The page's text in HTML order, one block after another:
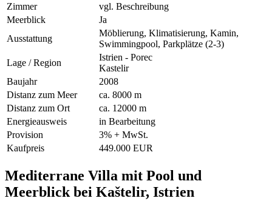
Zimmer
vgl. Beschreibung
Meerblick
Ja
Ausstattung
Möblierung, Klimatisierung, Kamin,
Swimmingpool, Parkplätze (2-3)
Lage / Region
Istrien - Porec
Kastelir
Baujahr
2008
Distanz zum Meer
ca. 8000 m
Distanz zum Ort
ca. 12000 m
Energieausweis
in Bearbeitung
Provision
3% + MwSt.
Kaufpreis
449.000 EUR
Mediterrane Villa mit Pool und
Meerblick bei Kaštelir, Istrien